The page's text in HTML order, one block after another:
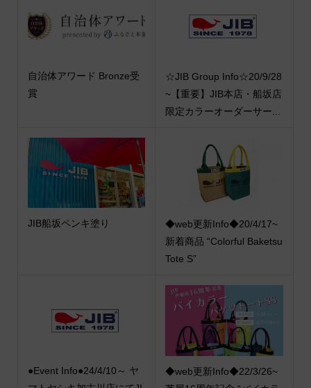
自治体アワード Bronze受
賞
☆JIB Group Info☆20/9/28
~【重要】JIB本店・船坂店
限定カラーオーダーサー...
JIB船坂ペンキ塗り
◆web更新Info◆20/4/17~
新着商品 “Colorful Baketsu
Tote S”
●Event Info●24/4/10～ ヤ
◆web更新Info◆22/3/26~